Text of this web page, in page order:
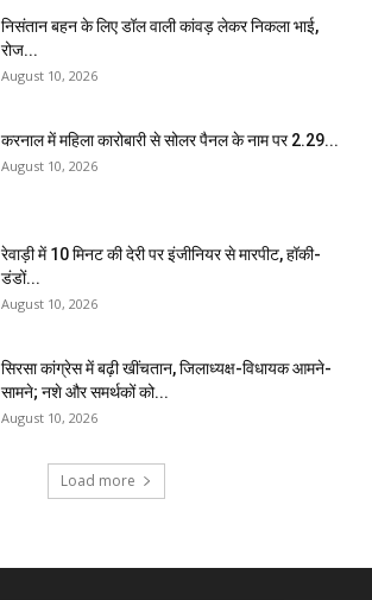
निसंतान बहन के लिए डॉल वाली कांवड़ लेकर निकला भाई,
रोज...
August 10, 2026
करनाल में महिला कारोबारी से सोलर पैनल के नाम पर 2.29...
August 10, 2026
रेवाड़ी में 10 मिनट की देरी पर इंजीनियर से मारपीट, हॉकी-
डंडों...
August 10, 2026
सिरसा कांग्रेस में बढ़ी खींचतान, जिलाध्यक्ष-विधायक आमने-
सामने; नशे और समर्थकों को...
August 10, 2026
Load more